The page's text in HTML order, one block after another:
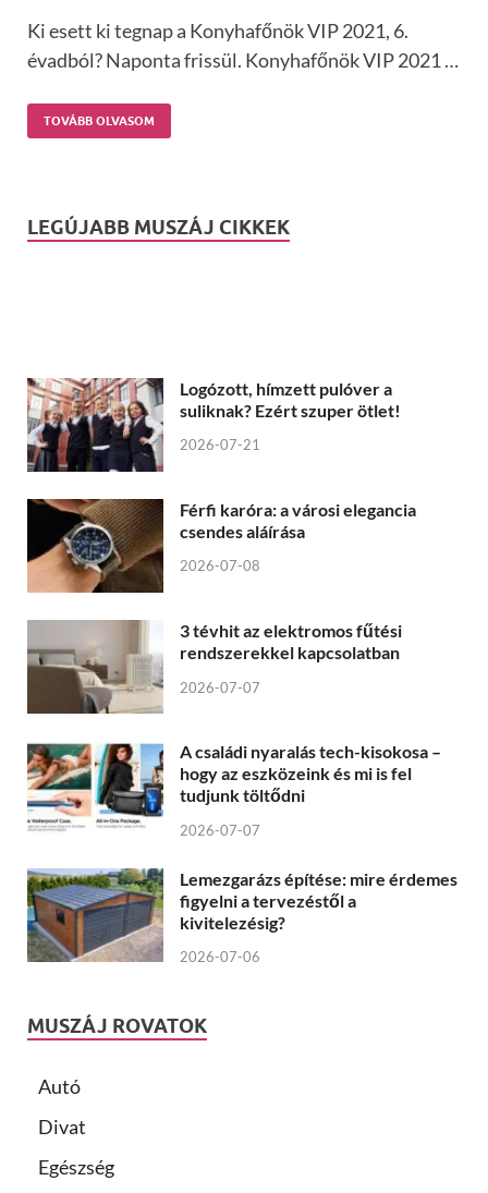
Ki esett ki tegnap a Konyhafőnök VIP 2021, 6.
évadból? Naponta frissül. Konyhafőnök VIP 2021 …
TOVÁBB OLVASOM
LEGÚJABB MUSZÁJ CIKKEK
Logózott, hímzett pulóver a
suliknak? Ezért szuper ötlet!
2026-07-21
Férfi karóra: a városi elegancia
csendes aláírása
2026-07-08
3 tévhit az elektromos fűtési
rendszerekkel kapcsolatban
2026-07-07
A családi nyaralás tech-kisokosa –
hogy az eszközeink és mi is fel
tudjunk töltődni
2026-07-07
Lemezgarázs építése: mire érdemes
figyelni a tervezéstől a
kivitelezésig?
2026-07-06
MUSZÁJ ROVATOK
Autó
Divat
Egészség